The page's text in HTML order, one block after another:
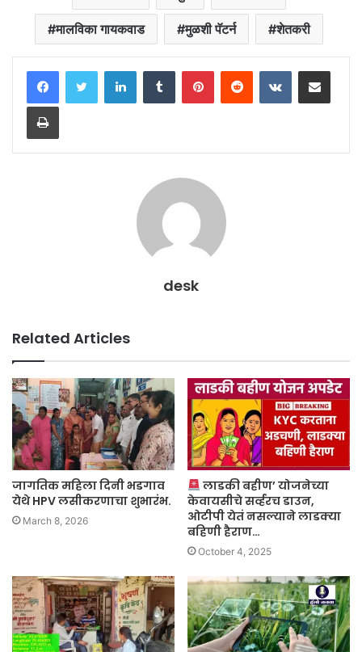
मालविका गायकवाड मुळशी पॅटर्न शेतकरी
LinkedInTumblr PinterestReddit VKontakteShare via Email
Print
desk
Related Articles
जागतिक महिला दिनी भडगाव
येथे HPV लसीकरणाचा शुभारंभ.
March 8, 2026
लाडकी बहीण’ योजनेच्या
केवायसीचे सर्व्हरच डाउन,
ओटीपी येतं नसल्याने लाडक्या
बहिणी हैराण…
October 4, 2025